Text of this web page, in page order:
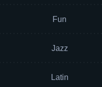
Fun
Jazz
Latin